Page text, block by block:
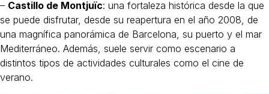
– Castillo de Montjuïc: una fortaleza histórica desde la que
se puede disfrutar, desde su reapertura en el año 2008, de
una magnífica panorámica de Barcelona, su puerto y el mar
Mediterráneo. Además, suele servir como escenario a
distintos tipos de actividades culturales como el cine de
verano.